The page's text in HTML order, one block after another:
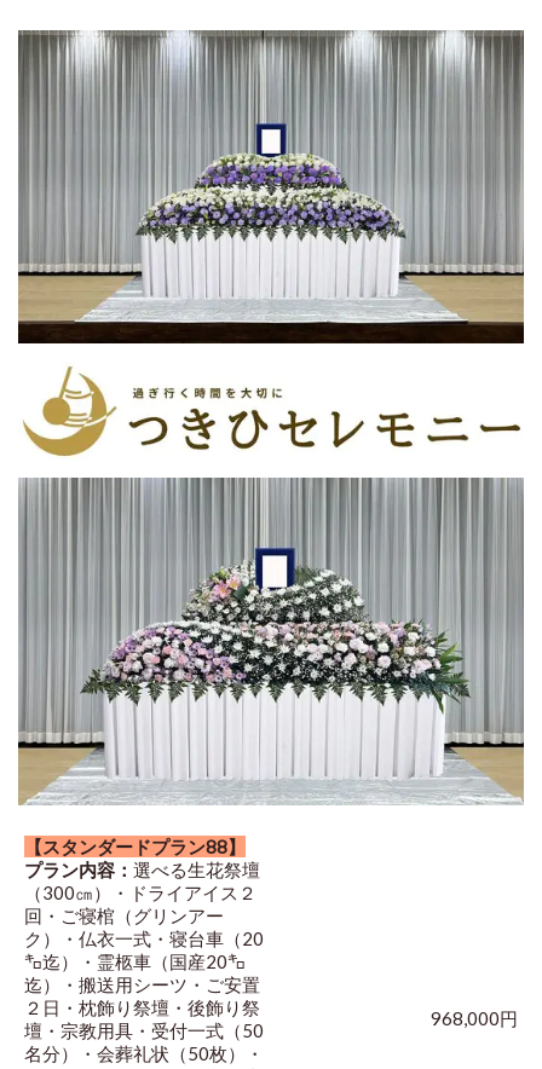
【スタンダードプラン88】
プラン内容： 選べる生花祭壇
（300㎝）・ドライアイス２
回・ご寝棺（グリンアー
ク）・仏衣一式・寝台車（20
㌔迄）・霊柩車（国産20㌔
迄）・搬送用シーツ・ご安置
２日・枕飾り祭壇・後飾り祭
壇・宗教用具・受付一式（50
名分）・会葬礼状（50枚）・
968,000円